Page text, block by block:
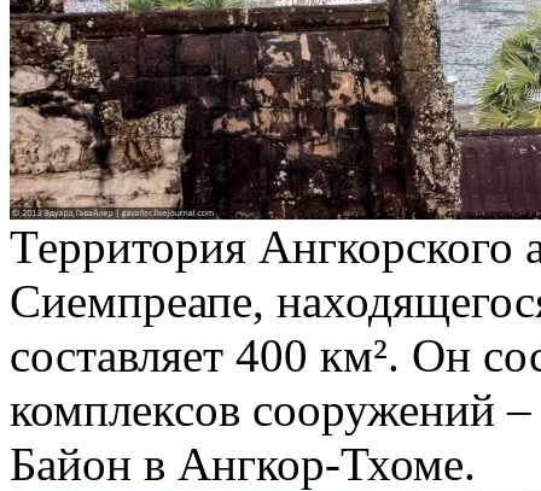
Территория Ангкорского
Сиемпреапе,
составляет 400 км². Он
комплексов сооружений
Байон в Ангкор-Тхоме.